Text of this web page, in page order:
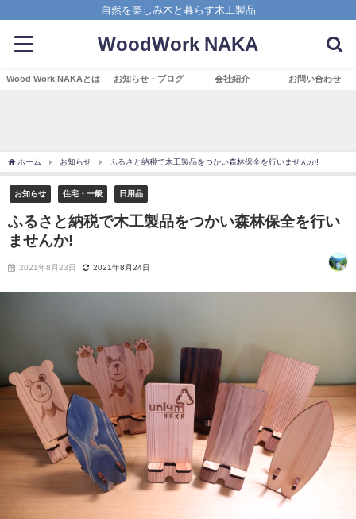
自然を楽しみ木と暮らす木工製品
WoodWork NAKA
Wood Work NAKAとは お知らせ・ブログ 会社紹介 お問い合わせ
ホーム お知らせ ふるさと納税で木工製品をつかい森林保全を行いませんか!
お知らせ 住宅・一般 日用品
ふるさと納税で木工製品をつかい森林保全を行い
ませんか!
2021年8月23日 2021年8月24日